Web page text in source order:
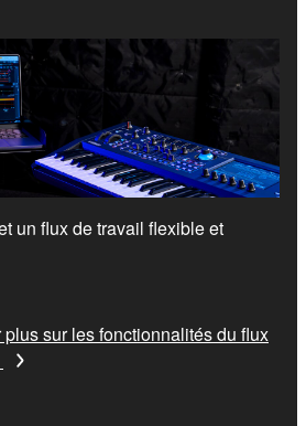
un flux de travail flexible et
plus sur les fonctionnalités du flux